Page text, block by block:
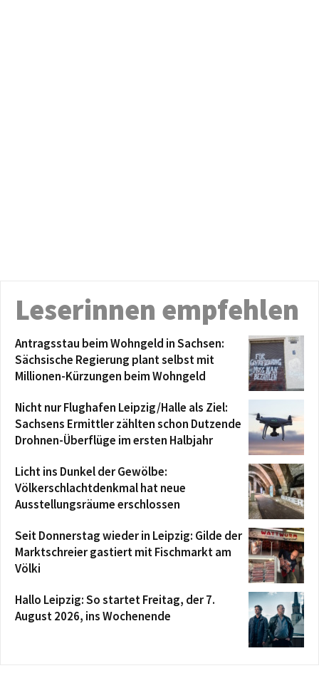
Leserinnen empfehlen
Antragsstau beim Wohngeld in Sachsen:
Sächsische Regierung plant selbst mit
Millionen-Kürzungen beim Wohngeld
Nicht nur Flughafen Leipzig/Halle als Ziel:
Sachsens Ermittler zählten schon Dutzende
Drohnen-Überflüge im ersten Halbjahr
Licht ins Dunkel der Gewölbe:
Völkerschlachtdenkmal hat neue
Ausstellungsräume erschlossen
Seit Donnerstag wieder in Leipzig: Gilde der
Marktschreier gastiert mit Fischmarkt am
Völki
Hallo Leipzig: So startet Freitag, der 7.
August 2026, ins Wochenende